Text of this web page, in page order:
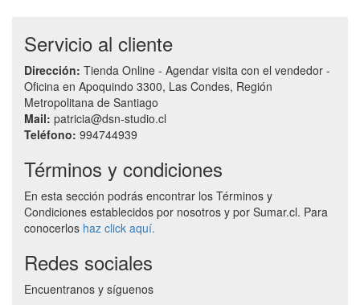
Servicio al cliente
Dirección: Tienda Online - Agendar visita con el vendedor -
Oficina en Apoquindo 3300, Las Condes, Región
Metropolitana de Santiago
Mail: patricia@dsn-studio.cl
Teléfono: 994744939
Términos y condiciones
En esta sección podrás encontrar los Términos y
Condiciones establecidos por nosotros y por Sumar.cl. Para
conocerlos haz click aquí.
Redes sociales
Encuentranos y síguenos